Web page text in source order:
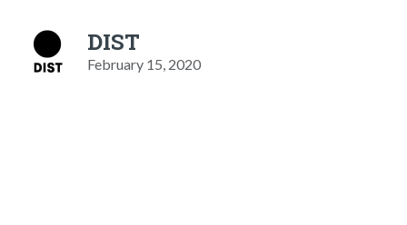
DIST
February 15, 2020